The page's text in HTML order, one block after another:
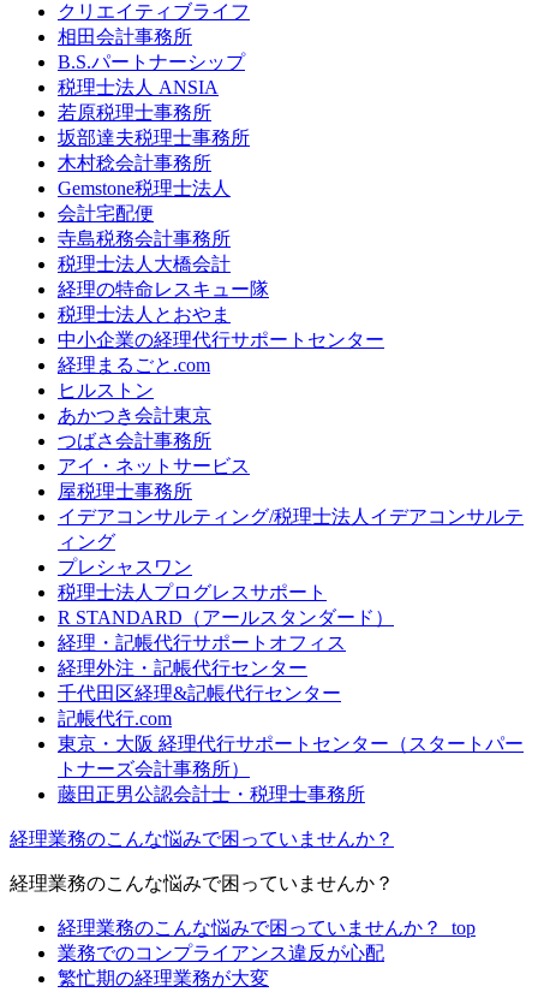
クリエイティブライフ
相田会計事務所
B.S.パートナーシップ
税理士法人 ANSIA
若原税理士事務所
坂部達夫税理士事務所
木村稔会計事務所
Gemstone税理士法人
会計宅配便
寺島税務会計事務所
税理士法人大橋会計
経理の特命レスキュー隊
税理士法人とおやま
中小企業の経理代行サポートセンター
経理まるごと.com
ヒルストン
あかつき会計東京
つばさ会計事務所
アイ・ネットサービス
屋税理士事務所
イデアコンサルティング/税理士法人イデアコンサルテ
ィング
プレシャスワン
税理士法人プログレスサポート
R STANDARD（アールスタンダード）
経理・記帳代行サポートオフィス
経理外注・記帳代行センター
千代田区経理&記帳代行センター
記帳代行.com
東京・大阪 経理代行サポートセンター（スタートパー
トナーズ会計事務所）
藤田正男公認会計士・税理士事務所
経理業務のこんな悩みで困っていませんか？
経理業務のこんな悩みで困っていませんか？
経理業務のこんな悩みで困っていませんか？_top
業務でのコンプライアンス違反が心配
繁忙期の経理業務が大変